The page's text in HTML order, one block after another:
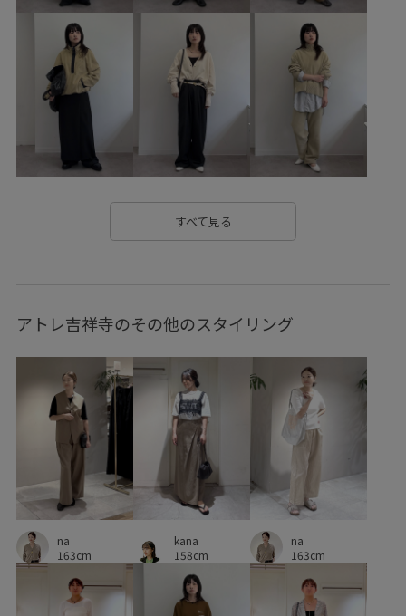
こなれ感 さらっとした着心地 さらりとした
さりげないアクセント ふっくら ゆったり
アクセサリー イージーパンツ オンにもオフにも
オーバーサイズ カジュアル
キャミソール クッション コットン ゴム仕様
チューブトップ ツイル生地 デニム合わせ
ドライ ドライタッチ ナチュラル ニュアンスがある
ノースリーブ ハリ感 バランスが良い フリンジ
ブラウス ベルト ポリエステル ミュール
メッシュ メッシュ素材 リラックススタイル
リラックス感 レイヤードスタイル レーヨン混
ワイドパンツ 上品 体型カバー 優雅
夏にぴったり 大人カジュアル 安定感
すべて見る
アトレ吉祥寺のその他のスタイリング
na
163cm
kana
158cm
na
163cm